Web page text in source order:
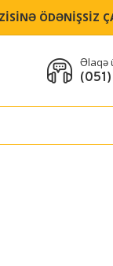
ÖDƏNİŞSİZ
Əlaqə